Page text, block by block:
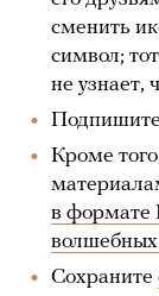
сменить
символ;
не узнает,
Кроме
в формате
Сохраните